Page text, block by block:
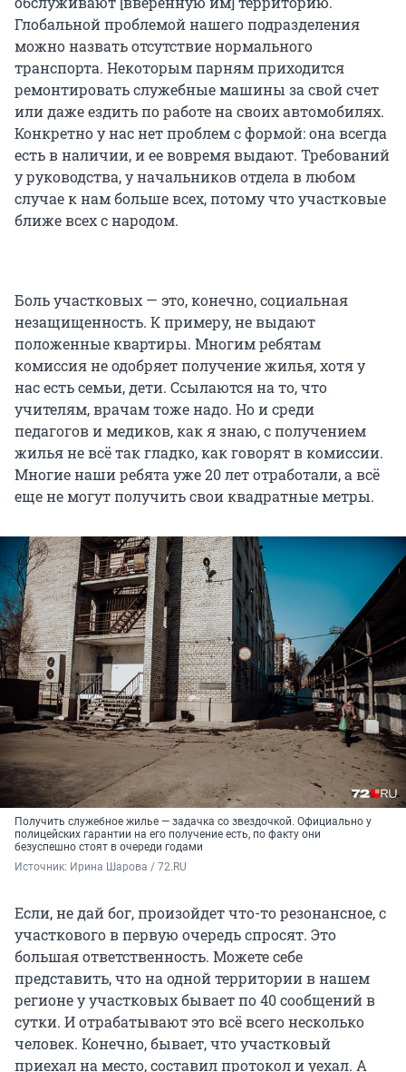
Глобальной проблемой нашего подразделения
можно назвать отсутствие нормального
транспорта. Некоторым парням приходится
ремонтировать служебные машины за свой счет
или даже ездить по работе на своих автомобилях.
Конкретно у нас нет проблем с формой: она всегда
есть в наличии, и ее вовремя выдают. Требований
у руководства, у начальников отдела в любом
случае к нам больше всех, потому что участковые
ближе всех с народом.
Боль участковых — это, конечно, социальная
незащищенность. К примеру, не выдают
положенные квартиры. Многим ребятам
комиссия не одобряет получение жилья, хотя у
нас есть семьи, дети. Ссылаются на то, что
учителям, врачам тоже надо. Но и среди
педагогов и медиков, как я знаю, с получением
жилья не всё так гладко, как говорят в комиссии.
Многие наши ребята уже 20 лет отработали, а всё
еще не могут получить свои квадратные метры.
Получить служебное жилье — задачка со звездочкой. Официально у
полицейских гарантии на его получение есть, по факту они
безуспешно стоят в очереди годами
Источник: Ирина Шарова / 72.RU
Если, не дай бог, произойдет что-то резонансное, с
участкового в первую очередь спросят. Это
большая ответственность. Можете себе
представить, что на одной территории в нашем
регионе у участковых бывает по 40 сообщений в
сутки. И отрабатывают это всё всего несколько
человек. Конечно, бывает, что участковый
приехал на место, составил протокол и уехал. А